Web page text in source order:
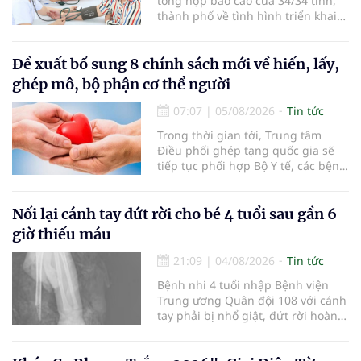
thành phố về tình hình triển khai
nhận 32.286.360 người, chiếm gần
30% dân số cả nước đã được khám
sức khỏe định kỳ năm nay.
Đề xuất bổ sung 8 chính sách mới về hiến, lấy,
ghép mô, bộ phận cơ thể người
07:07 | 05/08/2026
Tin tức
Trong thời gian tới, Trung tâm
Điều phối ghép tạng quốc gia sẽ
tiếp tục phối hợp Bộ Y tế, các bệnh
cường truyền thông, hoàn thiện
quy trình chuyên môn và hệ thống
hiến và ghép mô tạng.
Nối lại cánh tay đứt rời cho bé 4 tuổi sau gần 6
giờ thiếu máu
21:09 | 04/08/2026
Tin tức
Bệnh nhi 4 tuổi nhập Bệnh viện
Trung ương Quân đội 108 với cánh
tay phải bị nhổ giật, đứt rời hoàn